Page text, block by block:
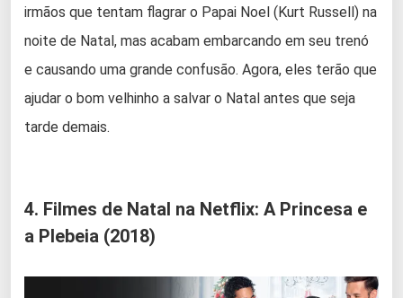
irmãos que tentam flagrar o Papai Noel (Kurt Russell) na
noite de Natal, mas acabam embarcando em seu trenó
e causando uma grande confusão. Agora, eles terão que
ajudar o bom velhinho a salvar o Natal antes que seja
tarde demais.
4. Filmes de Natal na Netflix: A Princesa e
a Plebeia (2018)